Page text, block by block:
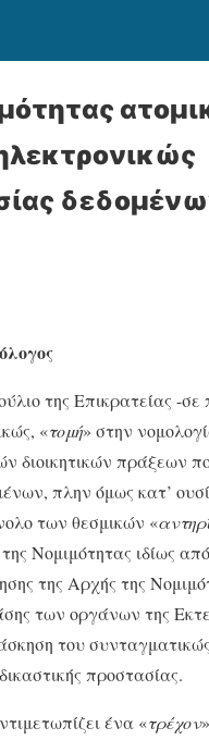
της Επικρατείας -
«τομή» στην
διοικητικών πράξεων
πλην όμως κατ’
των θεσμικών «
Νομιμότητας ιδίως
της Αρχής της
των οργάνων της
του
προστασίας.
ένα «τρέχον